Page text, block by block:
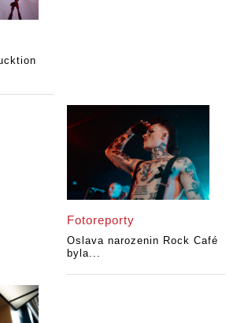
Fotoreporty
Oslava narozenin Rock Café
byla...